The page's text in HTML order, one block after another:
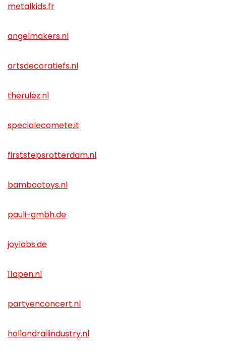
metalkids.fr
angelmakers.nl
artsdecoratiefs.nl
therulez.nl
specialecomete.it
firststepsrotterdam.nl
bambootoys.nl
pauli-gmbh.de
joylabs.de
11apen.nl
partyenconcert.nl
hollandrailindustry.nl